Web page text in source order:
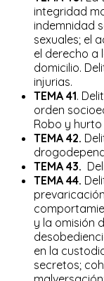
integridad
indemnidad
sexuales; el
el derecho a
domicilio.
injurias.
TEMA 41.
orden
Robo y hurto
TEMA 42.
TEMA 43.
TEMA 44.
y la omisión
en la
secretos;